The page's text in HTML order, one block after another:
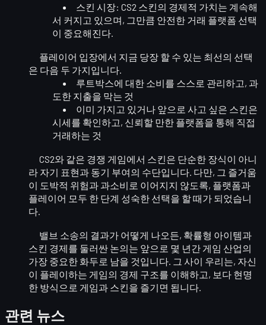
스킨 시장: CS2 스킨의 경제적 가치는 계속해
서 커지고 있으며, 그만큼 안전한 거래 플랫폼 선택
이 중요해진다.
플레이어 입장에서 지금 당장 할 수 있는 최선의 선택
은 다음 두 가지입니다.
루트박스에 대한 소비를 스스로 관리하고, 과
도한 지출을 막는 것
이미 가지고 있거나 앞으로 사고 싶은 스킨은
시세를 확인하고, 신뢰할 만한 플랫폼을 통해 직접
거래하는 것
CS2와 같은 경쟁 게임에서 스킨은 단순한 장식이 아니
라 자기 표현과 동기 부여의 수단입니다. 다만, 그 즐거움
이 도박적 위험과 과소비 로 이어지지 않도록, 플랫폼과
플레이어 모두 한 단계 성숙한 선택을 할 때가 되었습니
다.
밸브 소송의 결과가 어떻게 나오든, 확률형 아이템과
스킨 경제를 둘러싼 논의는 앞으로 몇 년간 게임 산업의
가장 중요한 화두 로 남을 것입니다. 그 사이 우리는, 자신
이 플레이하는 게임의 경제 구조를 이해하고, 보다 현명
한 방식으로 게임과 스킨을 즐기면 됩니다.
관련 뉴스